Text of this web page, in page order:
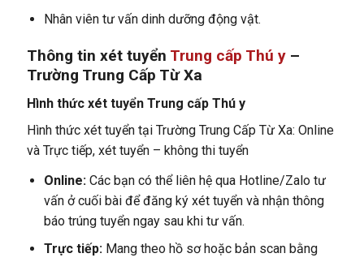
Nhân viên tư vấn dinh dưỡng động vật.
Thông tin xét tuyển Trung cấp Thú y–
Trường Trung Cấp Từ Xa
Hình thức xét tuyển Trung cấp Thú y
Hình thức xét tuyển tại Trường Trung Cấp Từ Xa: Online
và Trực tiếp, xét tuyển – không thi tuyển
Online:Các bạn có thể liên hệ qua Hotline/Zalo tư
vấn ở cuối bài để đăng ký xét tuyển và nhận thông
báo trúng tuyển ngay sau khi tư vấn.
Trực tiếp: Mang theo hồ sơ hoặc bản scan bằng